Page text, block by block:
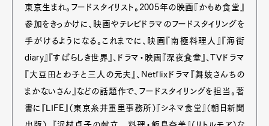
東京生まれ。フードスタイリスト。2005年の映画『かもめ食堂』
参加をきっかけに、映画やテレビドラマのフードスタイリングを
手がけるようになる。これまでに、映画『南極料理人』『海街
diary』『すばらしき世界』、ドラマ・映画『深夜食堂』、TVドラマ
『大豆田とわ子と三人の元夫』、Netflixドラマ『舞妓さんちの
まかないさん』などの話題作で、フードスタイリングを担当。著
書に『LIFE』（東京糸井重里事務所）『シネマ食堂』（朝日新聞